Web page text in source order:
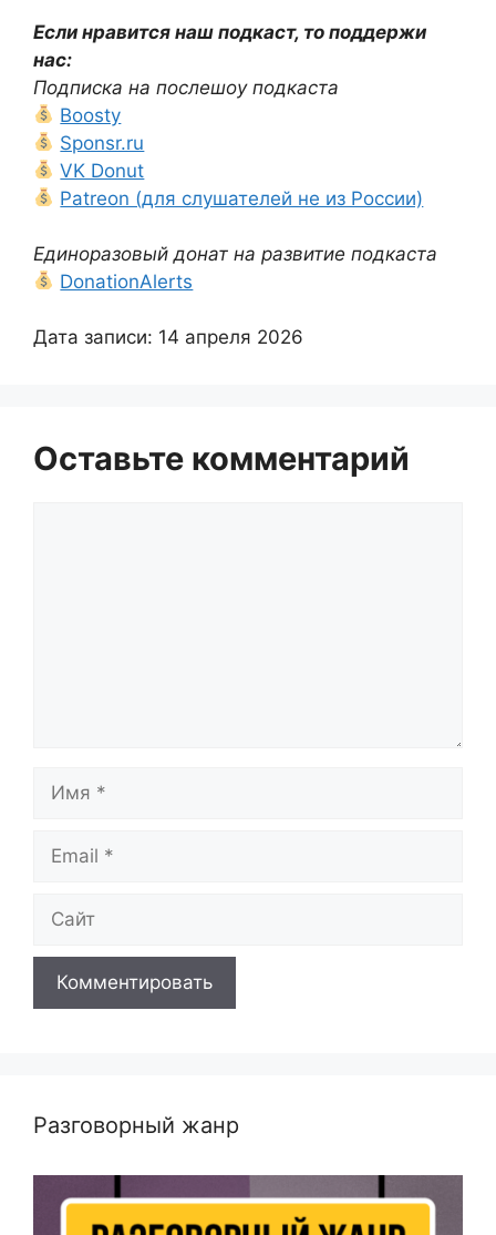
Если нравится наш подкаст, то поддержи
нас:
Подписка на послешоу подкаста
Boosty
Sponsr.ru
VK Donut
Patreon (для слушателей не из России)
Единоразовый донат на развитие подкаста
DonationAlerts
Дата записи: 14 апреля 2026
Оставьте комментарий
Разговорный жанр